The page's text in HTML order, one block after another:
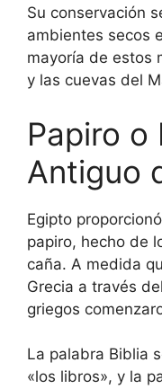
Su conservación
ambientes secos
mayoría de estos
y las cuevas del
Papiro o
Antiguo
Egipto
papiro, hecho de
caña. A medida
Grecia a través
griegos
La palabra Biblia
«los libros», y la